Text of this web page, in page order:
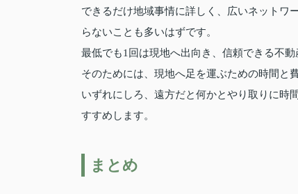
できるだけ地域事情に詳しく、広いネットワ
らないことも多いはずです。
最低でも1回は現地へ出向き、信頼できる不
そのためには、現地へ足を運ぶための時間と
いずれにしろ、遠方だと何かとやり取りに時
すすめします。
まとめ